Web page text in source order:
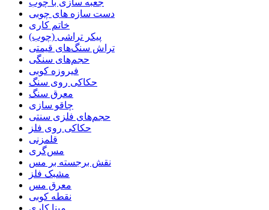
جعبه سازی با چوب
دست سازه های چوبی
خاتم کاری
پیکر تراشی (چوب)
تراش سنگ‌های قیمتی
حجم‌های سنگی
فیروزه کوبی
حکاکی روی سنگ
معرق سنگ
چاقو سازی
حجم‌های فلزی سنتی
حکاکی روی فلز
قلمزنی
مس‌گری
نقش برجسته بر مس
مشبک فلز
معرق مس
نقطه کوبی